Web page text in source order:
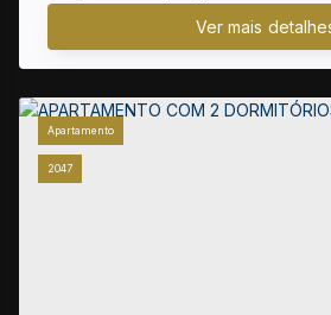
2047
Apartamento